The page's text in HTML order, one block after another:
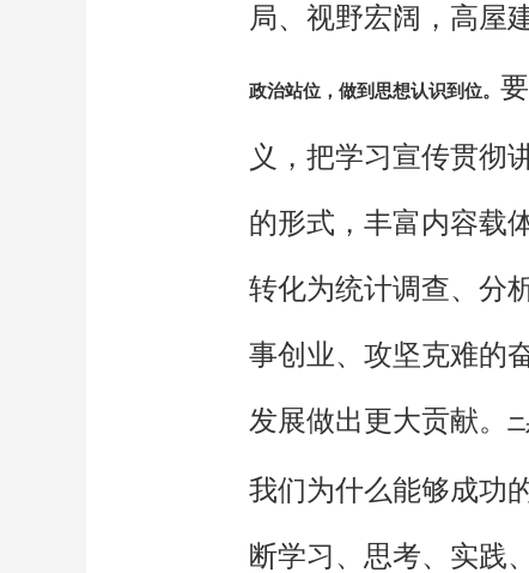
局、视野宏阔，高屋
政治站位，做到思想认识到位。
义，把学习宣传贯彻
的形式，丰富内容载
转化为统计调查、分
事创业、攻坚克难的
发展做出更大贡献。 二
我们为什么能够成功
断学习、思考、实践